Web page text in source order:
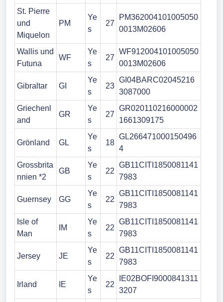
St. Pierre
und
Miquelon
PM
Ye
s
27
PM362004101005050
0013M02606
Wallis und
Futuna
WF
Ye
s
27
WF912004101005050
0013M02606
Gibraltar GI
Ye
s
23
GI04BARC02045216
3087000
Griechenl
and
GR
Ye
s
27
GR020110216000002
1661309175
Grönland GL
Ye
s
18
GL266471000150496
4
Grossbrita
nnien *2
GB
Ye
s
22
GB11CITI1850081141
7983
Guernsey GG
Ye
s
22
GB11CITI1850081141
7983
Isle of
Man
IM
Ye
s
22
GB11CITI1850081141
7983
Jersey JE
Ye
s
22
GB11CITI1850081141
7983
Irland IE
Ye
s
22
IE02BOFI9000841311
3207